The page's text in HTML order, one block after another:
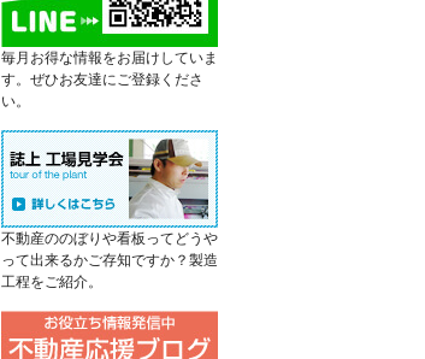
毎月お得な情報をお届けしていま
す。ぜひお友達にご登録くださ
い。
不動産ののぼりや看板ってどうや
って出来るかご存知ですか？製造
工程をご紹介。